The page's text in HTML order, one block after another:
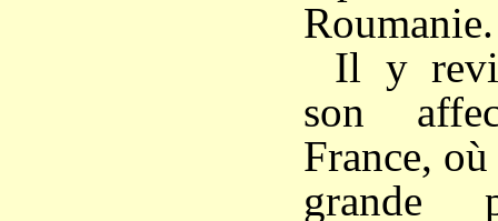
Roumanie.
Il y
son
France,
grande